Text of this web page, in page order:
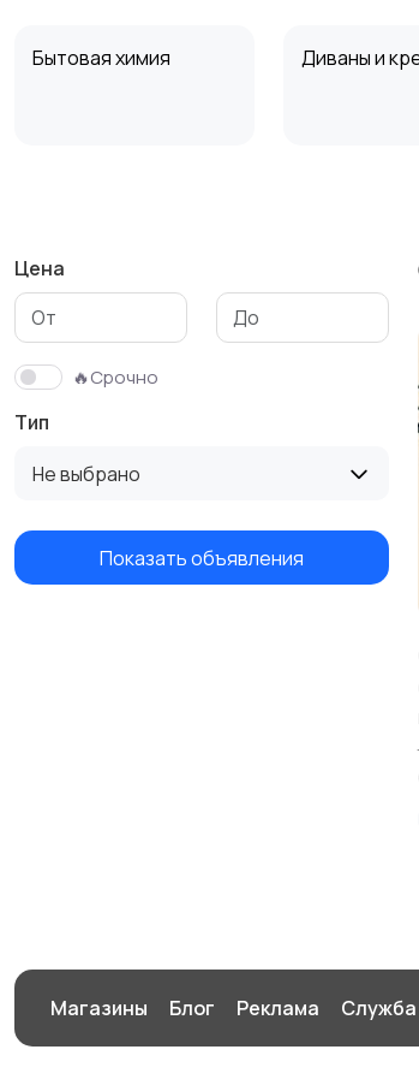
Бытовая химия Диваны и
Текстиль и
Цена
🔥Срочно
Тип
Не выбрано
Показать объявления
Магазины Блог Реклама